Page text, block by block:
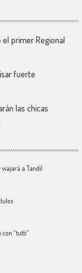
primer Regional
fuerte
las chicas
viajará a Tandil
con “tutti”